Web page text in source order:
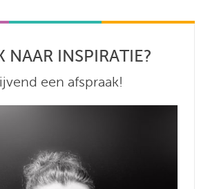
NAAR INSPIRATIE?
een afspraak!